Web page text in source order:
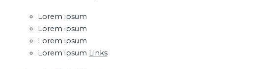
Lorem ipsum
Lorem ipsum
Lorem ipsum
Lorem ipsum Links